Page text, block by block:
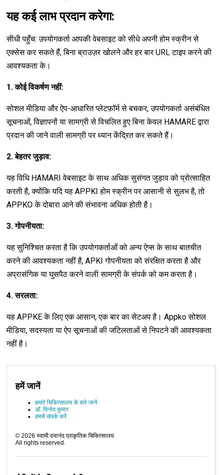
यह कई लाभ प्रदान करेगा:
सीधी पहुँच: उपयोगकर्ता आपकी वेबसाइट को सीधे अपनी होम स्क्रीन से
एक्सेस कर सकते हैं, बिना ब्राउज़र खोलने और हर बार URL टाइप करने की
आवश्यकता के।
1. कोई विकर्षण नहीं:
सोशल मीडिया और ऐप-आधारित प्लेटफ़ॉर्म से बचकर, उपयोगकर्ता असंबंधित
सूचनाओं, विज्ञापनों या सामग्री से विचलित हुए बिना केवल HAMARE द्वारा
प्रदान की जाने वाली सामग्री पर ध्यान केंद्रित कर सकते हैं।
2. बेहतर जुड़ाव:
यह विधि HAMARI वेबसाइट के साथ अधिक सुसंगत जुड़ाव को प्रोत्साहित
करती है, क्योंकि यदि यह APPKI होम स्क्रीन पर आसानी से सुलभ है, तो
APPKO के दोबारा आने की संभावना अधिक होती है।
3. गोपनीयता:
यह सुनिश्चित करता है कि उपयोगकर्ताओं को अन्य ऐप्स के साथ बातचीत
करने की आवश्यकता नहीं है, APKI गोपनीयता को संरक्षित करता है और
अप्रासंगिक या घुसपैठ करने वाली सामग्री के संपर्क को कम करता है।
4. सरलता:
यह APPKE के लिए एक आसान, एक बार का सेटअप है। Appko सोशल
मीडिया, सदस्यता या ऐप सूचनाओं की जटिलताओं से निपटने की आवश्यकता
नहीं है।
हमें जानें
हमारे चिकित्सालय के बारे जानें
डॉ. विनोद कुमार
हमसे संपर्क करें
©2026 स्वामी दयानंद प्राकृतिक चिकित्सालय
All rights reserved.